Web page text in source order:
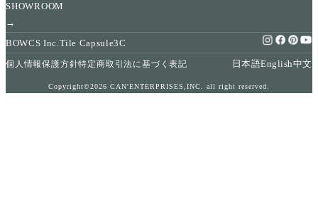
SHOWROOM
→
BOWCS Inc.Tile Capsule3C
個人情報保護方針特定商取引法に基づく表記 日本語English中文
Copyright©2026 CAN'ENTERPRISES,INC. all right reserved.